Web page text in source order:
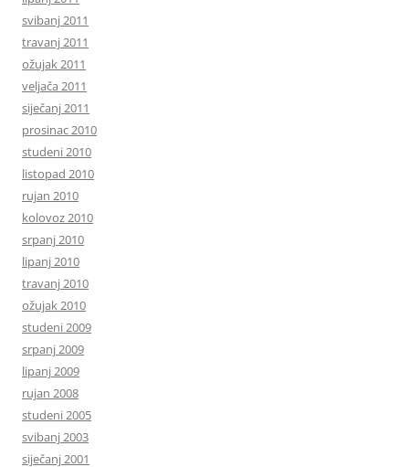
svibanj 2011
travanj 2011
ožujak 2011
veljača 2011
siječanj 2011
prosinac 2010
studeni 2010
listopad 2010
rujan 2010
kolovoz 2010
srpanj 2010
lipanj 2010
travanj 2010
ožujak 2010
studeni 2009
srpanj 2009
lipanj 2009
rujan 2008
studeni 2005
svibanj 2003
siječanj 2001